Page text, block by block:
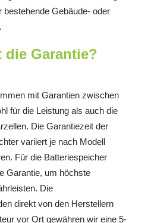
bestehende Gebäude- oder
Garantie?
mit Garantien zwischen
für die Leistung als auch die
Die Garantiezeit der
variiert je nach Modell
Für die Batteriespeicher
Garantie, um höchste
Die
direkt von den Herstellern
vor Ort gewähren wir eine 5-